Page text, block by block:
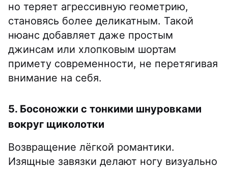
но теряет агрессивную геометрию,
становясь более деликатным. Такой
нюанс добавляет даже простым
джинсам или хлопковым шортам
примету современности, не перетягивая
внимание на себя.
5. Босоножки с тонкими шнуровками
вокруг щиколотки
Возвращение лёгкой романтики.
Изящные завязки делают ногу визуально